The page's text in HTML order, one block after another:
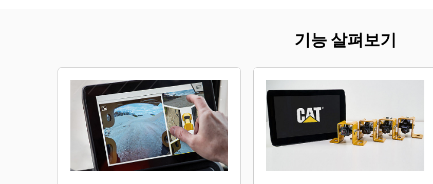
기능 살펴보기